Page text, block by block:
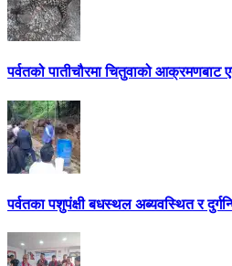
पर्वतको पातीचौरमा चितुवाको आक्रमणबाट
पर्वतका पशुपंक्षी बधस्थल अब्यवस्थित र